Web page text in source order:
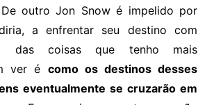
outro Jon Snow é impelido por
a enfrentar seu destino com
das coisas que tenho mais
ver é como os destinos desses
eventualmente se cruzarão em